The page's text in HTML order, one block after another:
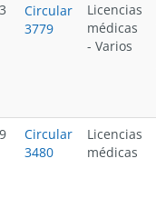
Circular
3779
Licencias
médicas
- Varios
Circular
3480
Licencias
médicas